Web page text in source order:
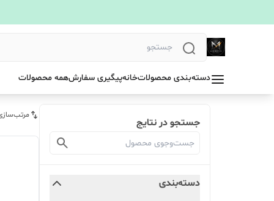
دسته‌بندی محصولاتخانهپیگیری سفارشهمه محصولات
جستجو در نتایج
دسته‌بندی